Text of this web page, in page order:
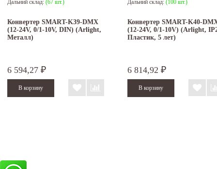
Дальний склад: (67 шт.)
Конвертер SMART-K39-DMX
(12-24V, 0/1-10V, DIN) (Arlight,
Металл)
6 594,27 ₽
Дальний склад: (100 шт.)
Конвертер SMART-K40-
(12-24V, 0/1-10V) (Arlight,
Пластик, 5 лет)
6 814,92 ₽